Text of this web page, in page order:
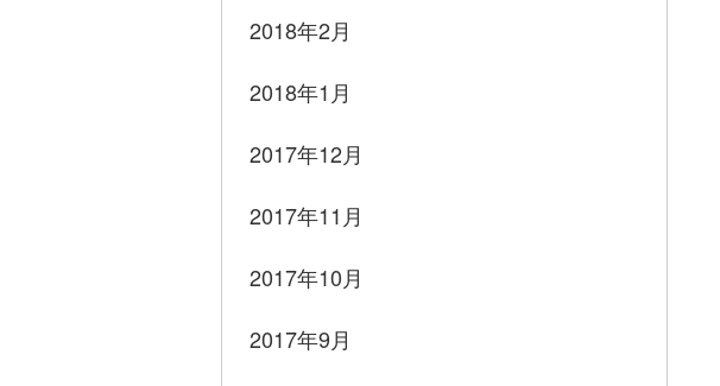
2018年2月
2018年1月
2017年12月
2017年11月
2017年10月
2017年9月